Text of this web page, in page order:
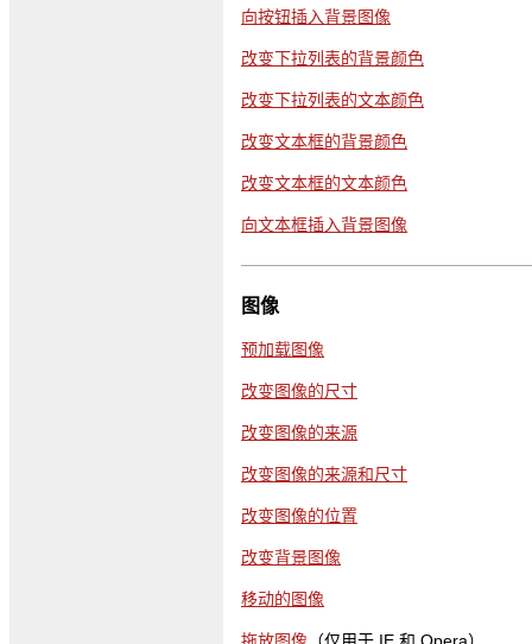
向按钮插入背景图像
改变下拉列表的背景颜色
改变下拉列表的文本颜色
改变文本框的背景颜色
改变文本框的文本颜色
向文本框插入背景图像
图像
预加载图像
改变图像的尺寸
改变图像的来源
改变图像的来源和尺寸
改变图像的位置
改变背景图像
移动的图像